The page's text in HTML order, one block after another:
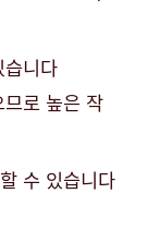
니다
로 높은 작
수 있습니다